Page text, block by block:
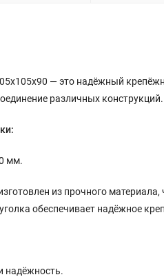
— это надёжный
различных конструкций.
мм.
из прочного
обеспечивает надёжное
надёжность.